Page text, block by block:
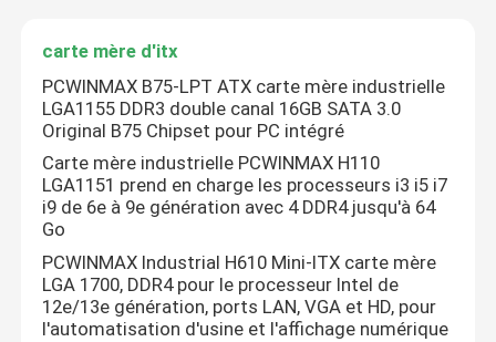
Carte graphique minière
Carte mère de jeu
Mémoire RAM pour ordinateur portable
Carte mère PC Intel
carte mère d'itx
PCWINMAX B75-LPT ATX carte mère industrielle
LGA1155 DDR3 double canal 16GB SATA 3.0
Original B75 Chipset pour PC intégré
Carte mère industrielle PCWINMAX H110
LGA1151 prend en charge les processeurs i3 i5 i7
i9 de 6e à 9e génération avec 4 DDR4 jusqu'à 64
Go
PCWINMAX Industrial H610 Mini-ITX carte mère
LGA 1700, DDR4 pour le processeur Intel de
12e/13e génération, ports LAN, VGA et HD, pour
l'automatisation d'usine et l'affichage numérique